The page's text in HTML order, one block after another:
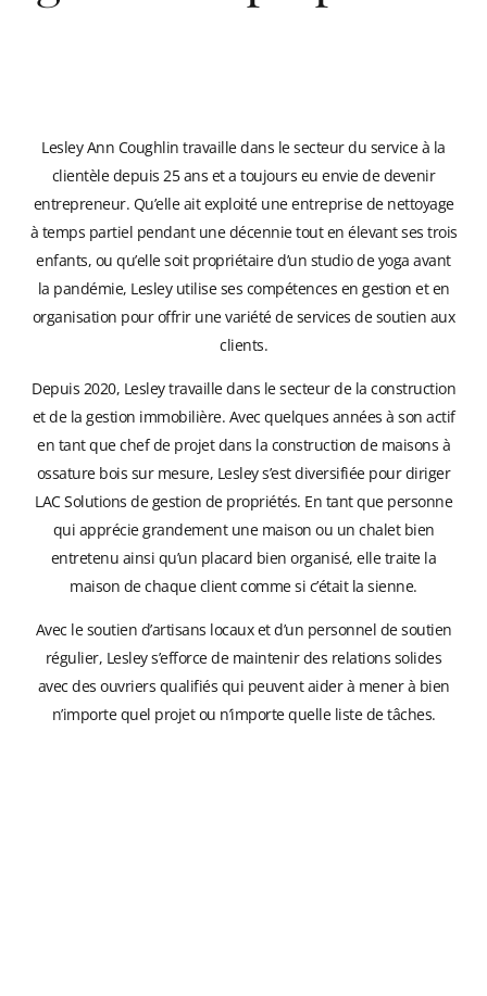
Lesley Ann Coughlin travaille dans le secteur du service à la
clientèle depuis 25 ans et a toujours eu envie de devenir
entrepreneur. Qu’elle ait exploité une entreprise de nettoyage
à temps partiel pendant une décennie tout en élevant ses trois
enfants, ou qu’elle soit propriétaire d’un studio de yoga avant
la pandémie, Lesley utilise ses compétences en gestion et en
organisation pour offrir une variété de services de soutien aux
clients.
Depuis 2020, Lesley travaille dans le secteur de la construction
et de la gestion immobilière. Avec quelques années à son actif
en tant que chef de projet dans la construction de maisons à
ossature bois sur mesure, Lesley s’est diversifiée pour diriger
LAC Solutions de gestion de propriétés. En tant que personne
qui apprécie grandement une maison ou un chalet bien
entretenu ainsi qu’un placard bien organisé, elle traite la
maison de chaque client comme si c’était la sienne.
Avec le soutien d’artisans locaux et d’un personnel de soutien
régulier, Lesley s’efforce de maintenir des relations solides
avec des ouvriers qualifiés qui peuvent aider à mener à bien
n’importe quel projet ou n’importe quelle liste de tâches.